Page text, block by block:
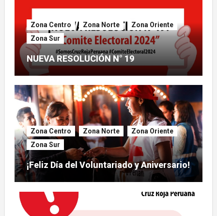
Zona Centro Zona Norte
Zona Oriente
Zona Sur
NUEVA RESOLUCIÓN N° 19
Zona Centro Zona Norte
Zona Oriente
Zona Sur
¡Feliz Día del Voluntariado y Aniversario!